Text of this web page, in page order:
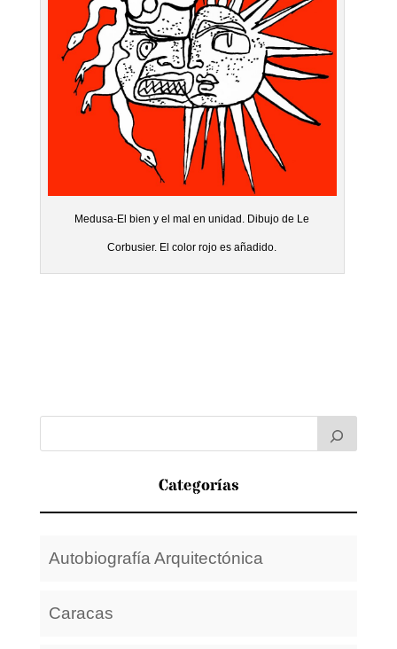
Medusa-El bien y el mal en unidad. Dibujo de Le
Corbusier. El color rojo es añadido.
Categorías
Autobiografía Arquitectónica
Caracas